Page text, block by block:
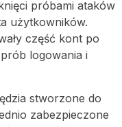
próbami ataków
użytkowników.
część kont po
logowania i
stworzone do
zabezpieczone